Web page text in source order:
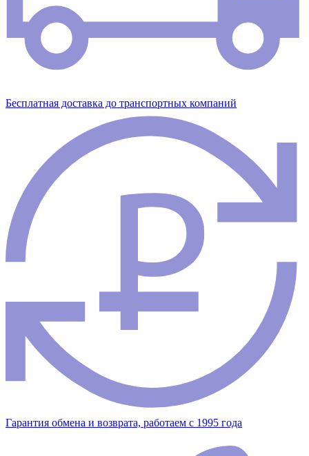
Бесплатная доставка до транспортных компаний
Гарантия обмена и возврата, работаем с 1995 года